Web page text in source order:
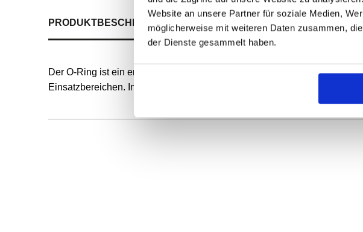
Website an unsere Partner für soziale Medien,
möglicherweise mit weiteren Daten zusammen,
der Dienste gesammelt haben.
PRODUKTBESCHREIBUNG ALLE SPEZIFIKATIONEN
Der O-Ring ist ein endlos formvulkanisierter, runder Dichtring mit
Einsatzbereichen. Innendurchmesser und Schnurstärke definieren die